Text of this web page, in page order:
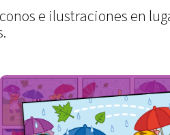
e ilustraciones en